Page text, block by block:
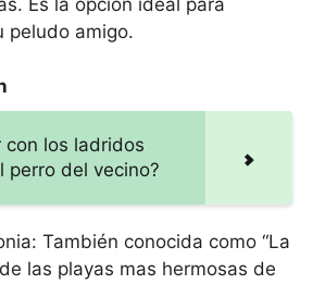
peludo amigo.
con los ladridos
perro del vecino?
También conocida como “La
las playas mas hermosas de